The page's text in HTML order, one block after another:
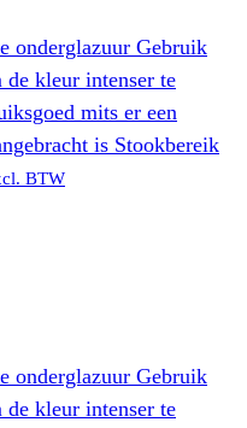
onderglazuur Gebruik
de kleur intenser te
mits er een
is Stookbereik
BTW
onderglazuur Gebruik
de kleur intenser te